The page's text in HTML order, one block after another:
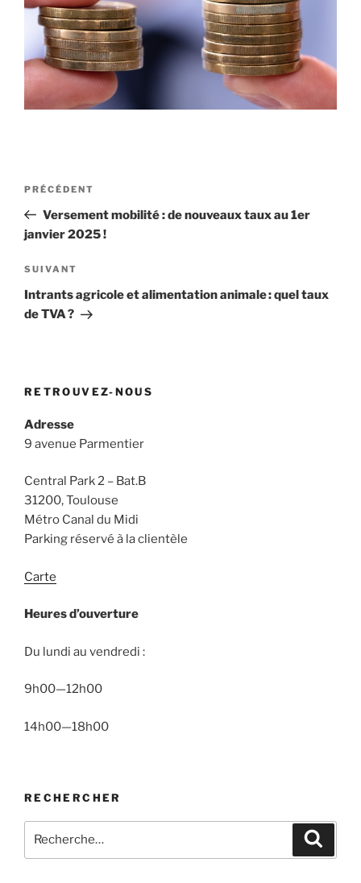
Navigation
l’article
Article
précédent
PRÉCÉDENT
Versement mobilité : de nouveaux taux au 1er
janvier 2025 !
Article
suivant
SUIVANT
Intrants agricole et alimentation animale : quel taux
de TVA ?
RETROUVEZ-NOUS
Adresse
9 avenue Parmentier
Central Park 2 – Bat.B
31200, Toulouse
Métro Canal du Midi
Parking réservé à la clientèle
Carte
Heures d’ouverture
Du lundi au vendredi :
9h00—12h00
14h00—18h00
RECHERCHER
pour